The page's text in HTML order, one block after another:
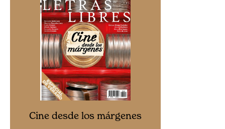
Cine desde los márgenes